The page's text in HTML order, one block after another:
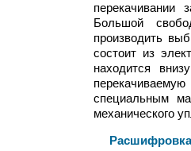
перекачивании
Большой
производить
состоит из
находится
специальным
механического
Расшифровка